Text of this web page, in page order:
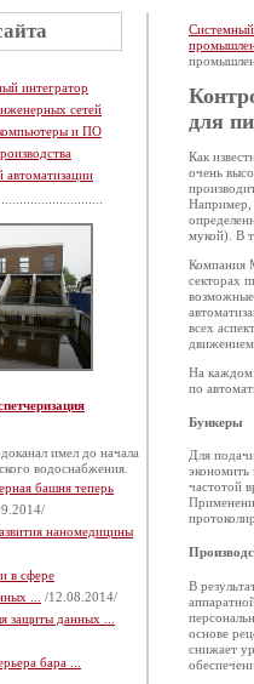
интегратор
сетей
и ПО
имел до начала
водоснабжения.
башня теперь
наномедицины
в сфере
...
/12.08.2014/
защиты данных ...
бара ...
для
Как
очень
Например,
мукой). В
Компания
секторах
всех
На каждом
по
Бункеры
Для
экономить
частотой
В
основе
снижает